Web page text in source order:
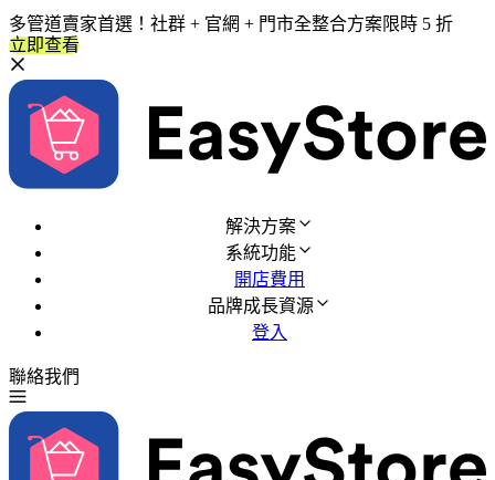
多管道賣家首選！社群 + 官網 + 門市全整合方案限時 5 折
立即查看
解決方案
系統功能
開店費用
品牌成長資源
登入
聯絡我們